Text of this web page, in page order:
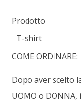
Prodotto
COME ORDINARE:
Dopo aver scelto
UOMO o